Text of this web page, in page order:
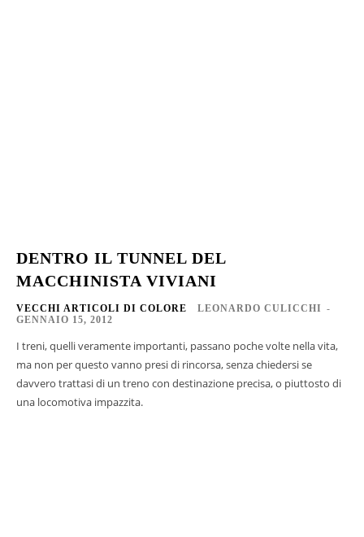
DENTRO IL TUNNEL DEL
MACCHINISTA VIVIANI
VECCHI ARTICOLI DI COLORE LEONARDO CULICCHI -
GENNAIO 15, 2012
I treni, quelli veramente importanti, passano poche volte nella vita,
ma non per questo vanno presi di rincorsa, senza chiedersi se
davvero trattasi di un treno con destinazione precisa, o piuttosto di
una locomotiva impazzita.